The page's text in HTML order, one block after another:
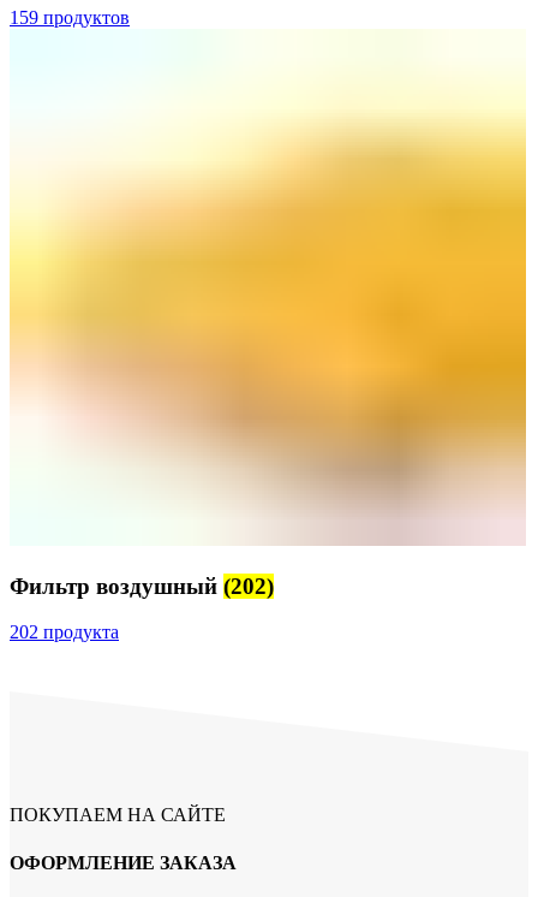
159 продуктов
Фильтр воздушный (202)
202 продукта
ПОКУПАЕМ НА САЙТЕ
ОФОРМЛЕНИЕ ЗАКАЗА